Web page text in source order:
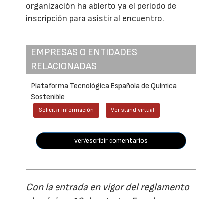
organización ha abierto ya el periodo de
inscripción para asistir al encuentro.
EMPRESAS O ENTIDADES
RELACIONADAS
Plataforma Tecnológica Española de Química
Sostenible
Solicitar información Ver stand virtual
ver/escribir comentarios
Con la entrada en vigor del reglamento